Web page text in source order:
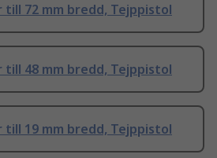
till 72 mm bredd, Tejppistol
till 48 mm bredd, Tejppistol
till 19 mm bredd, Tejppistol